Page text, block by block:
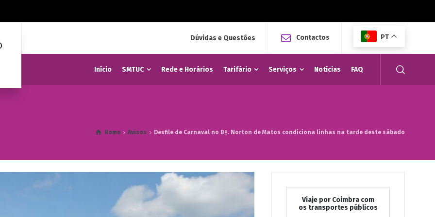
Dúvidas e Questões Contactos PT
Início SMTUC Rede e Horários Tarifário Serviços Notícias FAQ
Home Avisos Desfile de Carnaval no Bº. Norton de Matos condiciona linhas na tarde deste sábado
Viaje por Coimbra com
os transportes públicos